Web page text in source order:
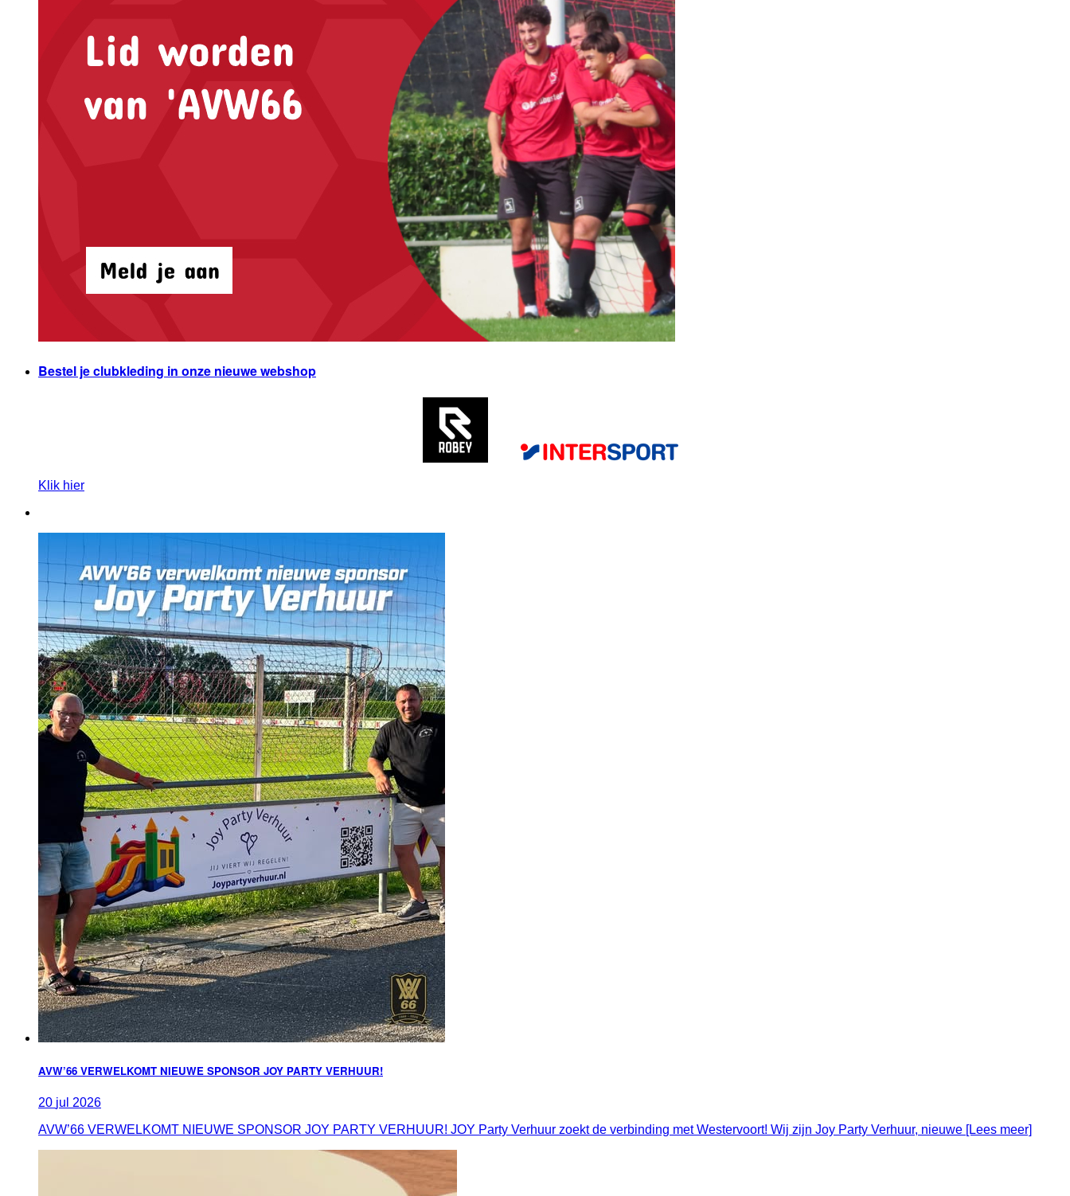
Bestel je clubkleding in onze nieuwe webshop
Klik hier
AVW’66 VERWELKOMT NIEUWE SPONSOR JOY PARTY VERHUUR!
20 jul 2026
AVW’66 VERWELKOMT NIEUWE SPONSOR JOY PARTY VERHUUR! JOY Party Verhuur zoekt de verbinding met Westervoort! Wij zijn Joy Party Verhuur, nieuwe [Lees meer]